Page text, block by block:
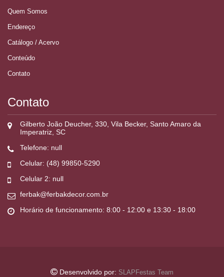
Quem Somos
Endereço
Catálogo / Acervo
Conteúdo
Contato
Contato
Gilberto João Deucher, 330, Vila Becker, Santo Amaro da
Imperatriz, SC
Telefone: null
Celular: (48) 99850-5290
Celular 2: null
ferbak@ferbakdecor.com.br
Horário de funcionamento: 8:00 - 12:00 e 13:30 - 18:00
Desenvolvido por: SLAPFestas Team